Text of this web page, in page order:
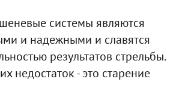
системы являются
и надежными и славятся
результатов стрельбы.
недостаток - это старение